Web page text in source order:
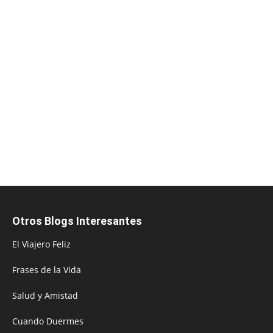
Otros Blogs Interesantes
El Viajero Feliz
Frases de la Vida
Salud y Amistad
Cuando Duermes